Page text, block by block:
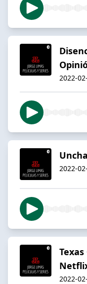
2022-
2022-
2022-